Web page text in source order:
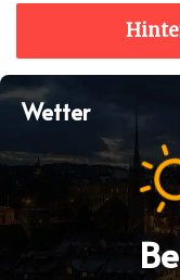
Wetter